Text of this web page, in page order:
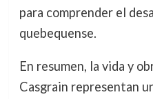
para comprender el
quebequense.
En resumen, la vida y
Casgrain representan